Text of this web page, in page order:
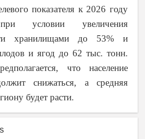
показателя к 2026 году
условии увеличения
хранилищами до 53% и
и ягод до 62 тыс. тонн.
что население
снижаться, а средняя
будет расти.